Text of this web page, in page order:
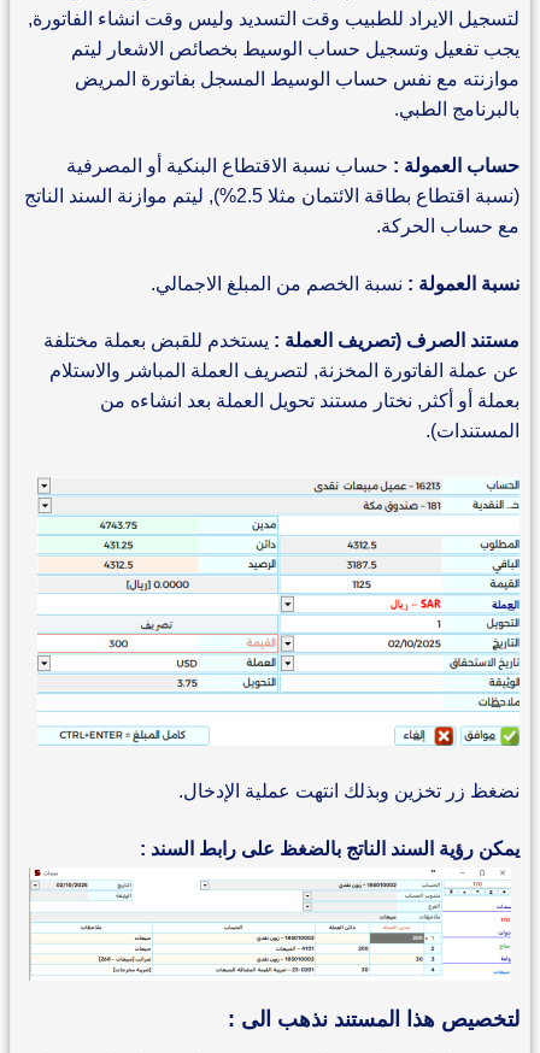
لتسجيل الايراد للطبيب وقت التسديد وليس وقت انشاء الفاتورة,
يجب تفعيل وتسجيل حساب الوسيط بخصائص الاشعار ليتم
موازنته مع نفس حساب الوسيط المسجل بفاتورة المريض
بالبرنامج الطبي.
حساب العمولة : حساب نسبة الاقتطاع البنكية أو المصرفية
(نسبة اقتطاع بطاقة الائتمان مثلا 2.5%), ليتم موازنة السند الناتج
مع حساب الحركة.
نسبة العمولة : نسبة الخصم من المبلغ الاجمالي.
مستند الصرف (تصريف العملة : يستخدم للقبض بعملة مختلفة
عن عملة الفاتورة المخزنة, لتصريف العملة المباشر والاستلام
بعملة أو أكثر, نختار مستند تحويل العملة بعد انشاءه من
المستندات).
نضغظ زر تخزين وبذلك انتهت عملية الإدخال.
يمكن رؤية السند الناتج بالضغظ على رابط السند :
لتخصيص هذا المستند نذهب الى :